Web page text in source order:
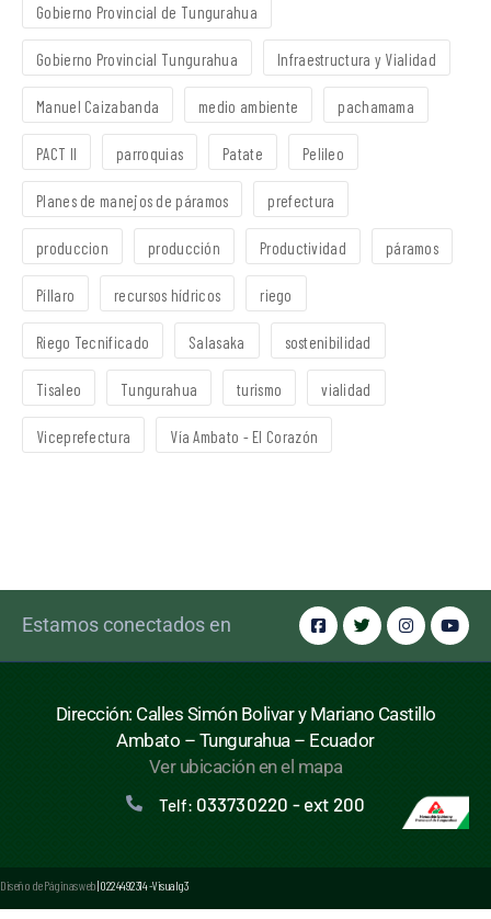
Gobierno Provincial de Tungurahua
Gobierno Provincial Tungurahua Infraestructura y Vialidad
Manuel Caizabanda medio ambiente pachamama
PACT II parroquias Patate Pelileo
Planes de manejos de páramos prefectura
produccion producción Productividad páramos
Píllaro recursos hídricos riego
Riego Tecnificado Salasaka sostenibilidad
Tisaleo Tungurahua turismo vialidad
Viceprefectura Vía Ambato - El Corazón
Estamos conectados en
Dirección: Calles Simón Bolivar y Mariano Castillo
Ambato – Tungurahua – Ecuador
Ver ubicación en el mapa
Telf: 033730220 - ext 200
Diseño de Páginas web| 0224492314 -Visualg3